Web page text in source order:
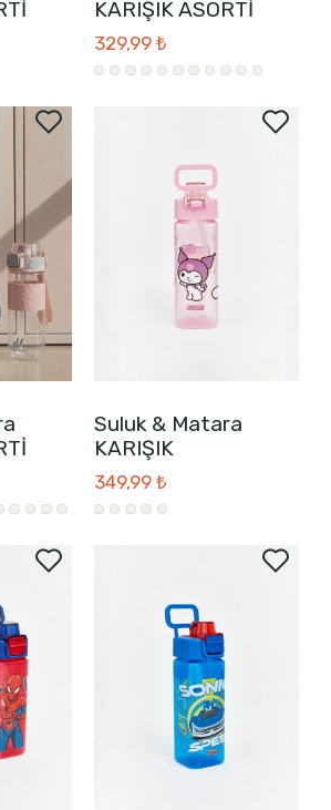
KARIŞIK ASORTİ
329,99 ₺
Suluk & Matara
KARIŞIK
349,99 ₺